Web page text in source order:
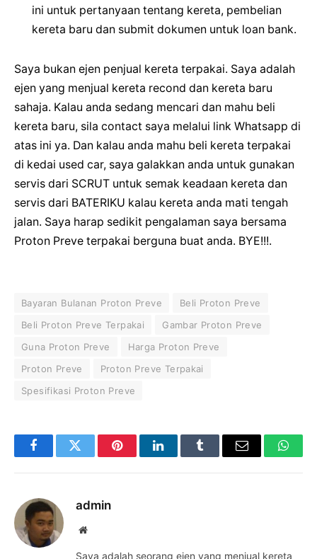
ini untuk pertanyaan tentang kereta, pembelian
kereta baru dan submit dokumen untuk loan bank.
Saya bukan ejen penjual kereta terpakai. Saya adalah
ejen yang menjual kereta recond dan kereta baru
sahaja. Kalau anda sedang mencari dan mahu beli
kereta baru, sila contact saya melalui link Whatsapp di
atas ini ya. Dan kalau anda mahu beli kereta terpakai
di kedai used car, saya galakkan anda untuk gunakan
servis dari SCRUT untuk semak keadaan kereta dan
servis dari BATERIKU kalau kereta anda mati tengah
jalan. Saya harap sedikit pengalaman saya bersama
Proton Preve terpakai berguna buat anda. BYE!!!.
Bayaran Bulanan Proton Preve
Beli Proton Preve
Beli Proton Preve Terpakai
Gambar Proton Preve
Guna Proton Preve
Harga Proton Preve
Proton Preve
Proton Preve Terpakai
Spesifikasi Proton Preve
FacebookTwitter PinterestLinkedInTumblr Email
admin
Website
Saya adalah seorang ejen yang menjual kereta